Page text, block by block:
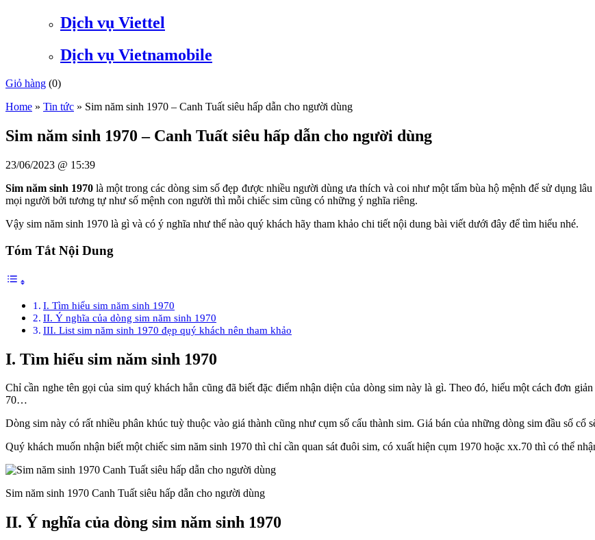
Dịch vụ Viettel
Dịch vụ Vietnamobile
Giỏ hàng (0)
Home » Tin tức » Sim năm sinh 1970 – Canh Tuất siêu hấp dẫn cho người dùng
Sim năm sinh 1970 – Canh Tuất siêu hấp dẫn cho người dùng
23/06/2023 @ 15:39
Sim năm sinh 1970 là một trong các dòng sim số đẹp được nhiều người dùng ưa thích và coi như một tấm bùa hộ mệnh để sử dụng
mọi người bởi tương tự như số mệnh con người thì mỗi chiếc sim cũng có những ý nghĩa riêng.
Vậy sim năm sinh 1970 là gì và có ý nghĩa như thế nào quý khách hãy tham khảo chi tiết nội dung bài viết dưới đây để tìm hiểu nhé.
Tóm Tắt Nội Dung
I. Tìm hiểu sim năm sinh 1970
II. Ý nghĩa của dòng sim năm sinh 1970
III. List sim năm sinh 1970 đẹp quý khách nên tham khảo
I. Tìm hiểu sim năm sinh 1970
Chỉ cần nghe tên gọi của sim quý khách hẳn cũng đã biết đặc điểm nhận diện của dòng sim này là gì. Theo đó, hiểu một cách đơn
70…
Dòng sim này có rất nhiều phân khúc tuỳ thuộc vào giá thành cũng như cụm số cấu thành sim. Giá bán của những dòng sim đầu số cổ
Quý khách muốn nhận biết một chiếc sim năm sinh 1970 thì chỉ cần quan sát đuôi sim, có xuất hiện cụm 1970 hoặc xx.70 thì có thể
Sim năm sinh 1970 Canh Tuất siêu hấp dẫn cho người dùng
II. Ý nghĩa của dòng sim năm sinh 1970